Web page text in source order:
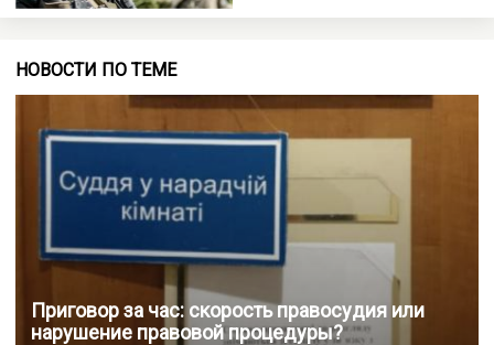
НОВОСТИ ПО ТЕМЕ
Приговор за час: скорость правосудия или
нарушение правовой процедуры?